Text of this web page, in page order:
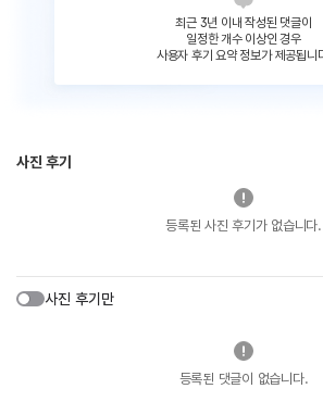
최근 3년 이내 작성된 댓글이
일정한 개수 이상인 경우
사용자 후기 요약 정보가 제공됩니
사진 후기
등록된 사진 후기가 없습니다.
사진 후기만
등록된 댓글이 없습니다.